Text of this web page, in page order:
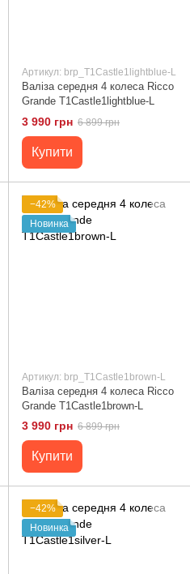
Артикул: brp_T1Castle1lightblue-L
Валіза середня 4 колеса Ricco
Grande T1Castle1lightblue-L
3 990 грн 6 899 грн
Купити
−42%
Новинка
Артикул: brp_T1Castle1brown-L
Валіза середня 4 колеса Ricco
Grande T1Castle1brown-L
3 990 грн 6 899 грн
Купити
−42%
Новинка